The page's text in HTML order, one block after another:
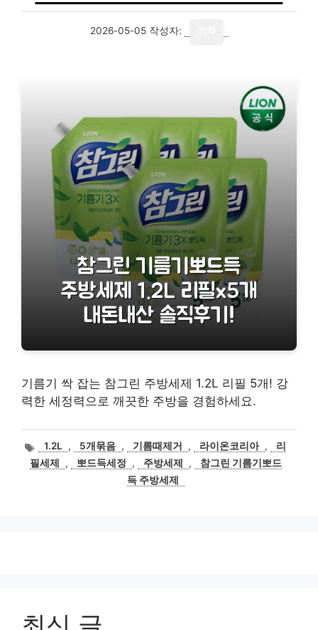
2026-05-05 작성자:
기름기 싹 잡는 참그린 주방세제 1.2L 리필 5개! 강
력한 세정력으로 깨끗한 주방을 경험하세요.
태
그
1.2L , 5개묶음 , 기름때제거 , 라이온코리아 ,
리
필세제
, 뽀드득세정 , 주방세제 ,
참그린 기름기뽀드
득 주방세제